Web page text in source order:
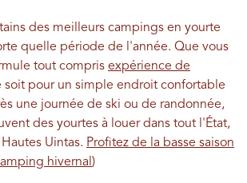
des meilleurs campings en yourte
quelle période de l'année. Que vous
tout compris expérience de
soit pour un simple endroit confortable
une journée de ski ou de randonnée,
des yourtes à louer dans tout l'État,
Uintas. Profitez de la basse saison
hivernal )